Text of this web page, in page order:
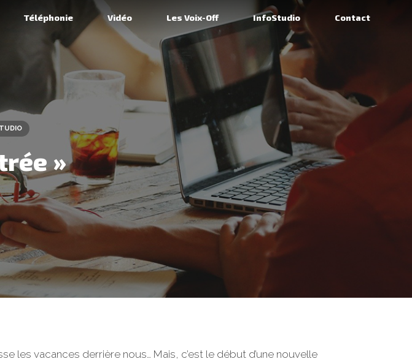
Téléphonie Vidéo Les Voix-Off InfoStudio Contact
»
les vacances derrière nous… Mais, c’est le début d’une nouvelle